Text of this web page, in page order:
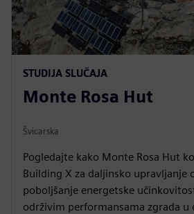
STUDIJA SLUČAJA
Monte Rosa Hut
Švicarska
Pogledajte kako Monte Rosa Hut
Building X za daljinsko upravljanje
poboljšanje energetske
održivim performansama zgrada u